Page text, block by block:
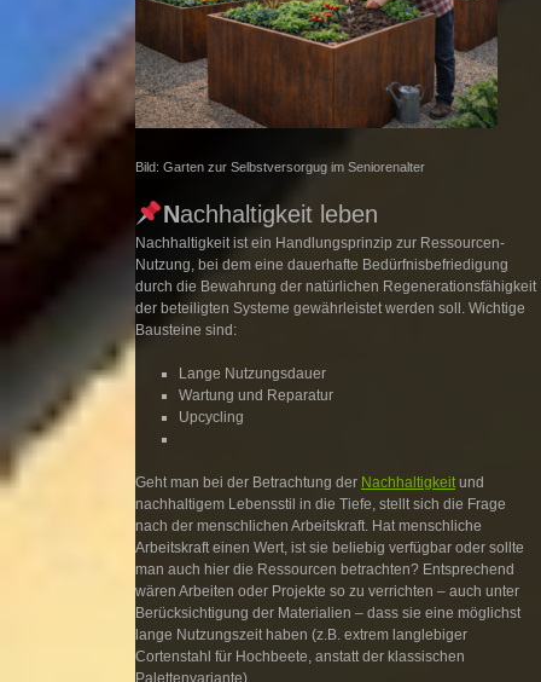
Bild: Garten zur Selbstversorgug im Seniorenalter
Nachhaltigkeit leben
Nachhaltigkeit ist ein Handlungsprinzip zur Ressourcen-
Nutzung, bei dem eine dauerhafte Bedürfnisbefriedigung
durch die Bewahrung der natürlichen Regenerationsfähigkeit
der beteiligten Systeme gewährleistet werden soll. Wichtige
Bausteine sind:
Lange Nutzungsdauer
Wartung und Reparatur
Upcycling
Geht man bei der Betrachtung der Nachhaltigkeitund
nachhaltigem Lebensstil in die Tiefe, stellt sich die Frage
nach der menschlichen Arbeitskraft. Hat menschliche
Arbeitskraft einen Wert, ist sie beliebig verfügbar oder sollte
man auch hier die Ressourcen betrachten? Entsprechend
wären Arbeiten oder Projekte so zu verrichten – auch unter
Berücksichtigung der Materialien – dass sie eine möglichst
lange Nutzungszeit haben (z.B. extrem langlebiger
Cortenstahl für Hochbeete, anstatt der klassischen
Palettenvariante).